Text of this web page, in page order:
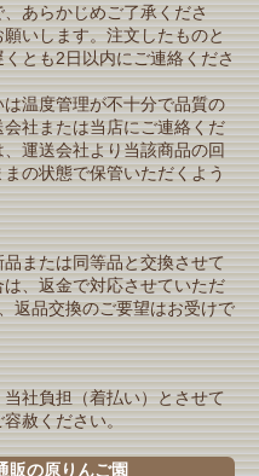
あらかじめご了承くださ
いします。注文したものと
とも2日以内にご連絡くださ
温度管理が不十分で品質の
社または当店にご連絡くだ
運送会社より当該商品の回
の状態で保管いただくよう
または同等品と交換させて
、返金で対応させていただ
返品交換のご要望はお受けで
社負担（着払い）とさせて
赦ください。
販の原りんご園